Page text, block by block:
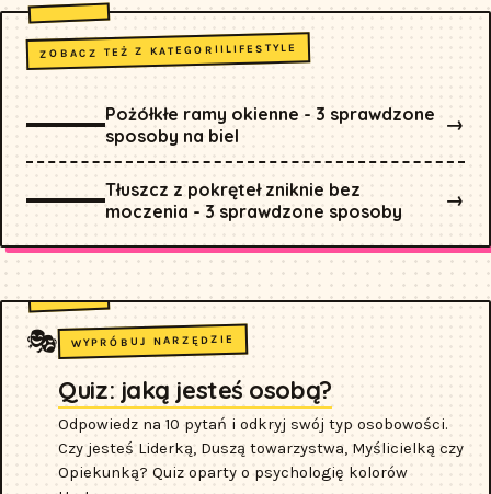
ZOBACZ TEŻ Z KATEGORIILIFESTYLE
Pożółkłe ramy okienne - 3 sprawdzone
sposoby na biel
→
Tłuszcz z pokręteł zniknie bez
moczenia - 3 sprawdzone sposoby
→
🎭 WYPRÓBUJ NARZĘDZIE
Quiz: jaką jesteś osobą?
Odpowiedz na 10 pytań i odkryj swój typ osobowości.
Czy jesteś Liderką, Duszą towarzystwa, Myślicielką czy
Opiekunką? Quiz oparty o psychologię kolorów